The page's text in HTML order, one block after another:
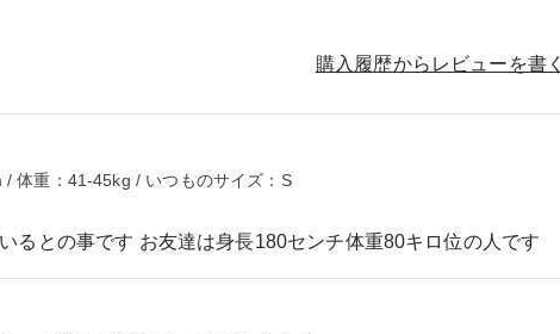
購入履歴からレビューを書く
体重：41-45kg / いつものサイズ：S
るとの事です お友達は身長180センチ体重80キロ位の人です